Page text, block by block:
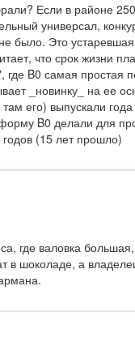
Если в районе
универсал,
было. Это
что срок жизни
где B0 самая простая
_новинку_ на ее
его) выпускали
B0 делали для
(15 лет прошло)
где валовка
в шоколаде, а